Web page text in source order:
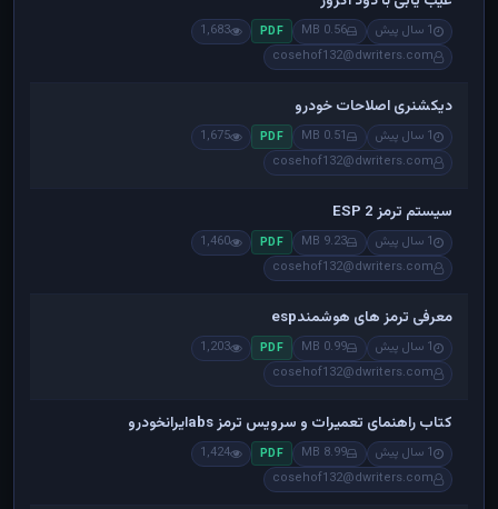
1 سال پیش 0.56 MB
PDF
1,683
cosehof132@dwriters.com
دیکشنری اصلاحات خودرو
1 سال پیش 0.51 MB
PDF
1,675
cosehof132@dwriters.com
سیستم ترمز ESP 2
1 سال پیش 9.23 MB
PDF
1,460
cosehof132@dwriters.com
معرفی ترمز های هوشمندesp
1 سال پیش 0.99 MB
PDF
1,203
cosehof132@dwriters.com
کتاب راهنمای تعمیرات و سرویس ترمز absایرانخودرو
1 سال پیش 8.99 MB
PDF
1,424
cosehof132@dwriters.com